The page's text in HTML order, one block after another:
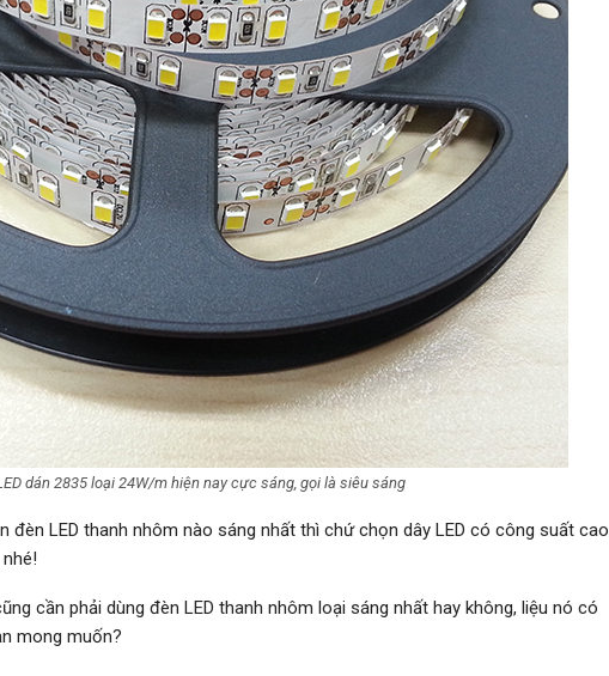
dán 2835 loại 24W/m hiện nay cực sáng, gọi là siêu sáng
đèn LED thanh nhôm nào sáng nhất thì chứ chọn dây LED có công suất cao
cần phải dùng đèn LED thanh nhôm loại sáng nhất hay không, liệu nó có
mong muốn?